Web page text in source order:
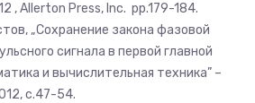
, Allerton Press, Inc. pp.179-184.
„Сохранение закона фазовой
сигнала в первой главной
и вычислительная техника” –
с.47-54.